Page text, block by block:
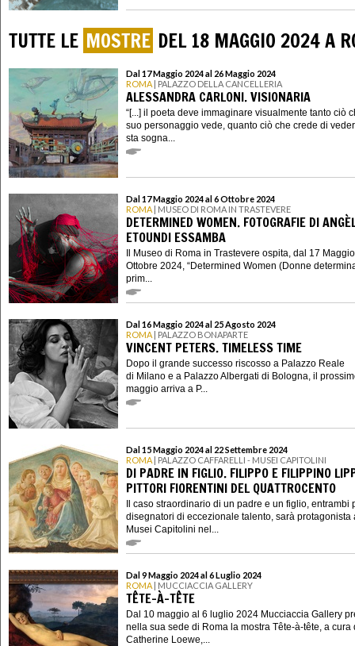
TUTTE LE MOSTRE DEL 18 MAGGIO 2024 A
Dal 17 Maggio 2024 al 26 Maggio 2024
ROMA | PALAZZO DELLA CANCELLERIA
ALESSANDRA CARLONI. VISIONARIA
“[...] il poeta deve immaginare visualmente tanto ciò
suo personaggio vede, quanto ciò che crede di
sta sogna...
Dal 17 Maggio 2024 al 6 Ottobre 2024
ROMA | MUSEO DI ROMA IN TRASTEVERE
DETERMINED WOMEN. FOTOGRAFIE DI
ETOUNDI ESSAMBA
Il Museo di Roma in Trastevere ospita, dal 17
Ottobre 2024, “Determined Women (Donne
prim...
Dal 16 Maggio 2024 al 25 Agosto 2024
ROMA | PALAZZO BONAPARTE
VINCENT PETERS. TIMELESS TIME
Dopo il grande successo riscosso a Palazzo Reale
di Milano e a Palazzo Albergati di Bologna, il
maggio arriva a P...
Dal 15 Maggio 2024 al 22 Settembre 2024
ROMA | PALAZZO CAFFARELLI - MUSEI CAPITOLINI
DI PADRE IN FIGLIO. FILIPPO E FILIPPINO
PITTORI FIORENTINI DEL QUATTROCENTO
Il caso straordinario di un padre e un figlio, entrambi
disegnatori di eccezionale talento, sarà protagonista
Musei Capitolini nel...
Dal 9 Maggio 2024 al 6 Luglio 2024
ROMA | MUCCIACCIA GALLERY
TÊTE-À-TÊTE
Dal 10 maggio al 6 luglio 2024 Mucciaccia Gallery
nella sua sede di Roma la mostra Tête-à-tête, a cura
Catherine Loewe,...